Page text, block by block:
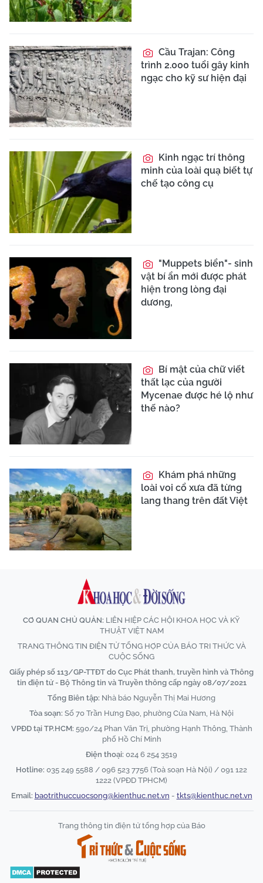
Cầu Trajan: Công
trình 2.000 tuổi gây kinh
ngạc cho kỹ sư hiện đại
Kinh ngạc trí thông
minh của loài quạ biết tự
chế tạo công cụ
"Muppets biển"- sinh
vật bí ẩn mới được phát
hiện trong lòng đại
dương,
Bí mật của chữ viết
thất lạc của người
Mycenae được hé lộ như
thế nào?
Khám phá những
loài voi cổ xưa đã từng
lang thang trên đất Việt
CƠ QUAN CHỦ QUẢN: LIÊN HIỆP CÁC HỘI KHOA HỌC VÀ KỸ
THUẬT VIỆT NAM
TRANG THÔNG TIN ĐIỆN TỬ TỔNG HỢP CỦA BÁO TRI THỨC VÀ
CUỘC SỐNG
Giấy phép số 113/GP-TTĐT do Cục Phát thanh, truyền hình và Thông
tin điện tử - Bộ Thông tin và Truyền thông cấp ngày 08/07/2021
Tổng Biên tập: Nhà báo Nguyễn Thị Mai Hương
Tòa soạn: Số 70 Trần Hưng Đạo, phường Cửa Nam, Hà Nội
VPĐD tại TP.HCM: 590/24 Phan Văn Trị, phường Hạnh Thông, Thành
phố Hồ Chí Minh
Điện thoại: 024 6 254 3519
Hotline: 035 249 5588 / 096 523 7756 (Toà soạn Hà Nội) / 091 122
1222 (VPĐD TPHCM)
Email: baotrithuccuocsong@kienthuc.net.vn - tkts@kienthuc.net.vn
Trang thông tin điện tử tổng hợp của Báo